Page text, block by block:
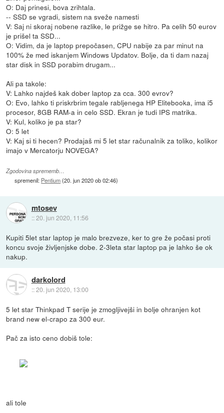
O: Daj prinesi, bova zrihtala.
-- SSD se vgradi, sistem na sveže namesti
V: Saj ni skoraj nobene razlike, le prižge se hitro. Pa celih 50 eurov
je prišel ta SSD...
O: Vidim, da je laptop prepočasen, CPU nabije za par minut na
100% že med iskanjem Windows Updatov. Bolje, da ti dam nazaj
star disk in SSD porabim drugam...
Ali pa takole:
V: Lahko najdeš kak dober laptop za cca. 300 evrov?
O: Evo, lahko ti priskrbrim tegale rabljenega HP Elitebooka, ima i5
procesor, 8GB RAM-a in celo SSD. Ekran je tudi IPS matrika.
V: Kul, koliko je pa star?
O: 5 let
V: Kaj si ti hecen? Prodajaš mi 5 let star računalnik za toliko, kolikor
imajo v Mercatorju NOVEGA?
Zgodovina sprememb…
spremenil: Pentium(20. jun 2020 ob 02:46)
mtosev
::20. jun 2020, 11:56
Kupiti 5let star laptop je malo brezveze, ker to gre že počasi proti
koncu svoje življenjske dobe. 2-3leta star laptop pa je lahko še ok
nakup.
darkolord
::20. jun 2020, 13:00
5 let star Thinkpad T serije je zmogljivejši in bolje ohranjen kot
brand new el-crapo za 300 eur.
Pač za isto ceno dobiš tole:
ali tole